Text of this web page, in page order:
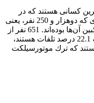
كسانی هستند كه در
حوادث رانندگی كشته می‌شوند به‌طوری كه دوهزار و 250 نفر، یعنی
76.3 درصد از تلفات موتور سواران، راكبین آن‌ها بوده‌اند. 651 نفر از
تلفات حوادث رانندگی موتورسواران كه 22.1 درصد تلفات هستند،
كه ترك موتورسیلكت